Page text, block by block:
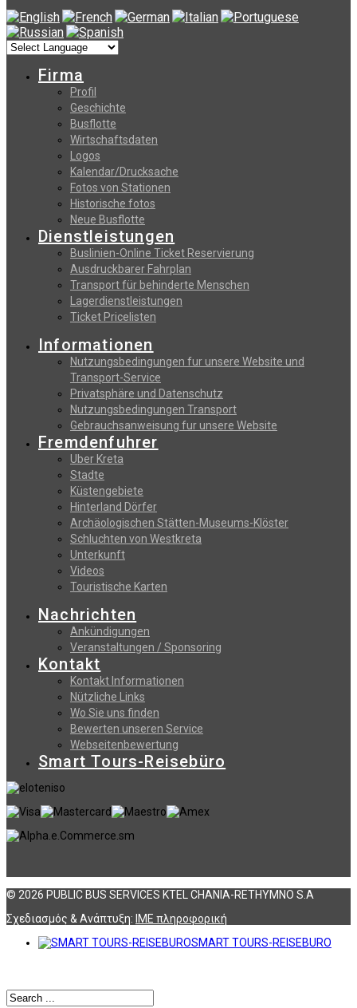
Firma
Profil
Geschichte
Busflotte
Wirtschaftsdaten
Logos
Kalendar/Drucksache
Fotos von Stationen
Historische fotos
Neue Busflotte
Dienstleistungen
Buslinien-Online Ticket Reservierung
Αusdruckbarer Fahrplan
Transport für behinderte Menschen
Lagerdienstleistungen
Ticket Pricelisten
Informationen
Nutzungsbedingungen fur unsere Website und
Transport-Service
Privatsphäre und Datenschutz
Nutzungsbedingungen Transport
Gebrauchsanweisung fur unsere Website
Fremdenfuhrer
Uber Kreta
Stadte
Küstengebiete
Hinterland Dörfer
Archäologischen Stätten-Museums-Klöster
Schluchten von Westkreta
Unterkunft
Videos
Touristische Karten
Nachrichten
Ankündigungen
Veranstaltungen / Sponsoring
Kontakt
Kontakt Informationen
Nützliche Links
Wo Sie uns finden
Bewerten unseren Service
Webseitenbewertung
Smart Tours-Reisebüro
© 2026 PUBLIC BUS SERVICES KTEL CHANIA-RETHYMNO S.A
Σχεδιασμός & Ανάπτυξη: ΙΜΕ πληροφορική
SMART TOURS-REISEBURO